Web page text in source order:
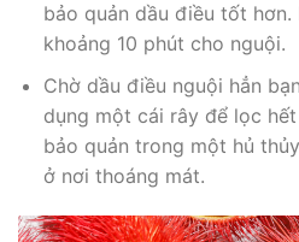
bảo quản dầu điều tốt hơn.
khoảng 10 phút cho nguội.
Chờ dầu điều nguội hẳn
dụng một cái rây để lọc
bảo quản trong một hủ
ở nơi thoáng mát.